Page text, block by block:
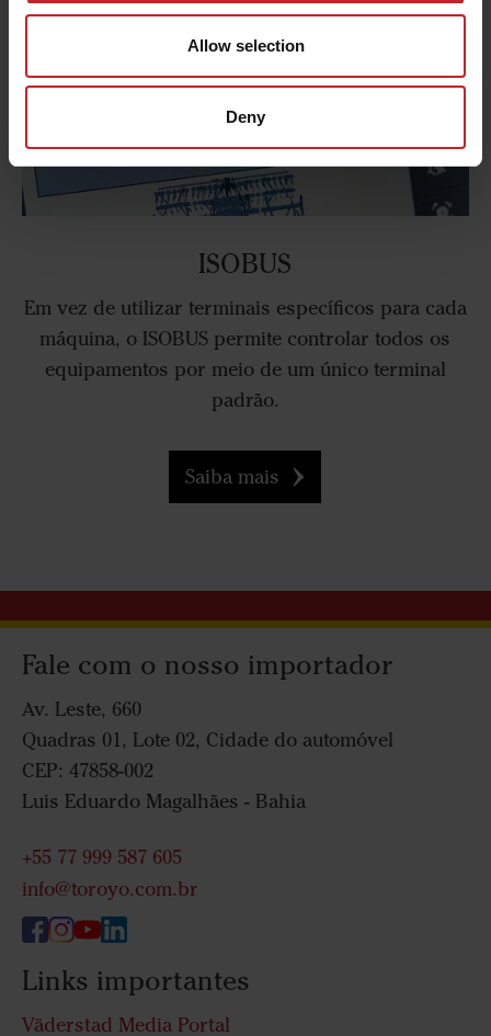
Allow selection
Deny
ISOBUS
Em vez de utilizar terminais específicos para cada
máquina, o ISOBUS permite controlar todos os
equipamentos por meio de um único terminal
padrão.
Saiba mais
Fale com o nosso importador
Av. Leste, 660
Quadras 01, Lote 02, Cidade do automóvel
CEP: 47858-002
Luis Eduardo Magalhães - Bahia
+55 77 999 587 605
info@toroyo.com.br
Links importantes
Väderstad Media Portal